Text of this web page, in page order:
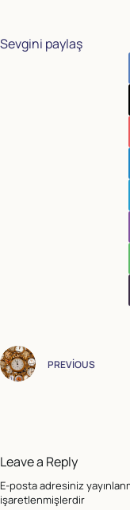
Sevgini paylaş
PREVIOUS
Leave a Reply
E-posta adresiniz
işaretlenmişlerdir